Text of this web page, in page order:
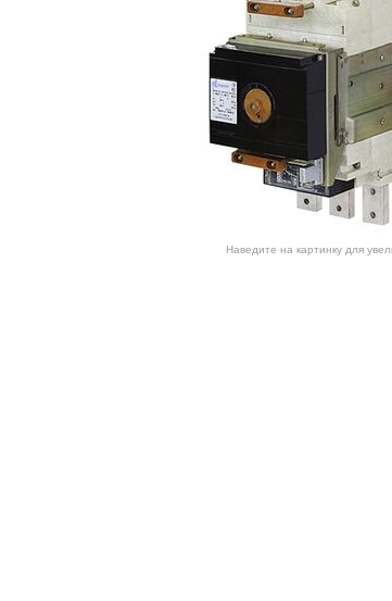
Наведите на картинку для